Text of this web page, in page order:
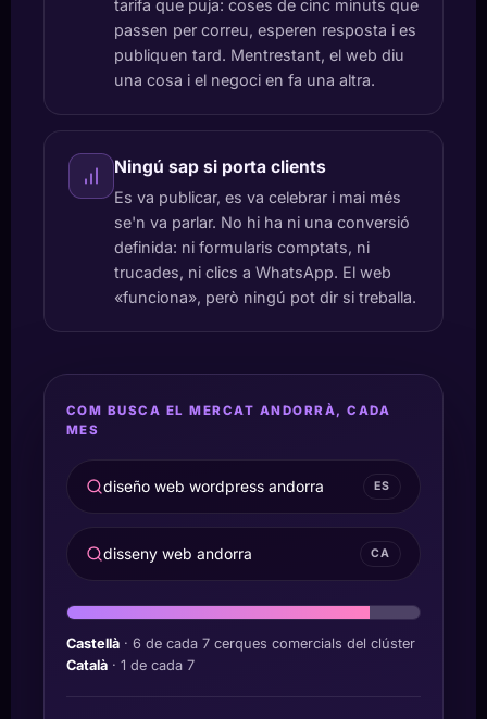
tarifa que puja: coses de cinc minuts que
passen per correu, esperen resposta i es
publiquen tard. Mentrestant, el web diu
una cosa i el negoci en fa una altra.
Ningú sap si porta clients
Es va publicar, es va celebrar i mai més
se'n va parlar. No hi ha ni una conversió
definida: ni formularis comptats, ni
trucades, ni clics a WhatsApp. El web
«funciona», però ningú pot dir si treballa.
COM BUSCA EL MERCAT ANDORRÀ, CADA
MES
diseño web wordpress andorra ES
disseny web andorra CA
Castellà · 6 de cada 7 cerques comercials del clúster
Català · 1 de cada 7